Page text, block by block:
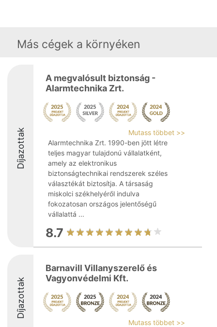
Más cégek a környéken
Díjazottak
A megvalósult biztonság -
Alarmtechnika Zrt.
Mutass többet >>
Alarmtechnika Zrt. 1990-ben jött létre
teljes magyar tulajdonú vállalatként,
amely az elektronikus
biztonságtechnikai rendszerek széles
választékát biztosítja. A társaság
miskolci székhelyéről indulva
fokozatosan országos jelentőségű
vállalattá ...
8.7
Díjazottak
Barnavill Villanyszerelő és
Vagyonvédelmi Kft.
Mutass többet >>